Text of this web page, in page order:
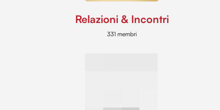
Relazioni & Incontri
331 membri